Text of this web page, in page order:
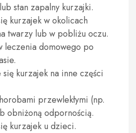
stan zapalny kurzajki.
kurzajek w okolicach
twarzy lub w pobliżu oczu.
leczenia domowego po
się kurzajek na inne części
przewlekłymi (np.
obniżoną odpornością.
kurzajek u dzieci.